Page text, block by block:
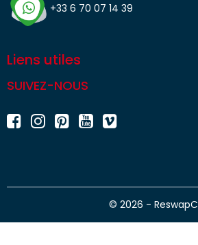
+33 6 70 07 14 39
Liens utiles
SUIVEZ-NOUS
© 2026 - ReswapC